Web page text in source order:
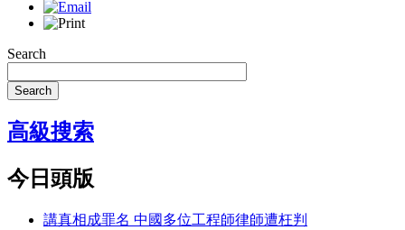
Search
Search
高級搜索
今日頭版
講真相成罪名 中國多位工程師律師遭枉判